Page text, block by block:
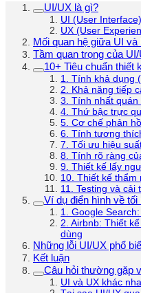
UI/UX là gì?
UI (User
UX (User
Mối quan hệ giữa UI và
Tầm quan trọng của
10+ Tiêu chuẩn thiết
1. Tính khả dụng
2. Khả năng tiếp
3. Tính nhất quán
4. Thứ bậc trực
5. Cơ chế phản
6. Tính tương
7. Tối ưu hiệu
8. Tính rõ ràng
9. Thiết kế lấy
10. Thiết kế thẩm
11. Testing và cải
Ví dụ điển hình về
1. Google
2. Airbnb: Thiết
dùng
Những lỗi UI/UX phổ
Kết luận
Câu hỏi thường gặp
UI và UX khác